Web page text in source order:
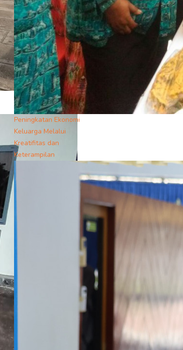
Peningkatan Ekonomi
Keluarga Melalui
Kreatifitas dan
Keterampilan